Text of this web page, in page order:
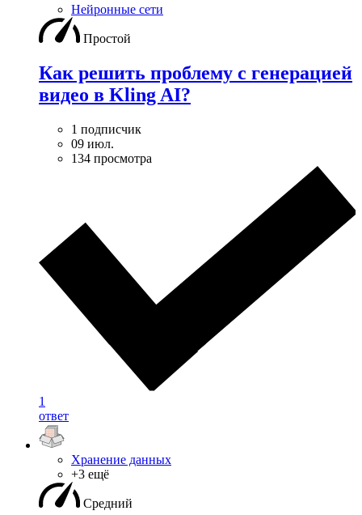
Нейронные сети
Простой
Как решить проблему с генерацией
видео в Kling AI?
1 подписчик
09 июл.
134 просмотра
1
ответ
Хранение данных
+3 ещё
Средний